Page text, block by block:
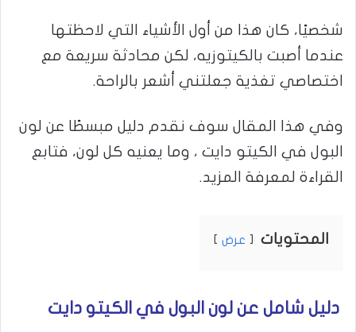
شخصيًا، كان هذا من أول الأشياء التي لاحظتها
عندما أصبت بالكيتوزيه، لكن محادثة سريعة مع
اختصاصي تغذية جعلتني أشعر بالراحة.
وفي هذا المقال سوف نقدم دليل مبسطًا عن لون
البول في الكيتو دايت ، وما يعنيه كل لون، فتابع
القراءة لمعرفة المزيد.
المحتويات عرض
دليل شامل عن لون البول في الكيتو دايت